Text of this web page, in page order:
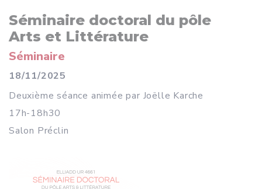
Séminaire doctoral du pôle
Arts et Littérature
Séminaire
18/11/2025
Deuxième séance animée par Joëlle Karche
17h-18h30
Salon Préclin